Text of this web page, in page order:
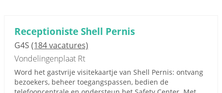
Receptioniste Shell Pernis
G4S (184 vacatures)
Vondelingenplaat Rt
Word het gastvrije visitekaartje van Shell Pernis: ontvang
bezoekers, beheer toegangspassen, bedien de